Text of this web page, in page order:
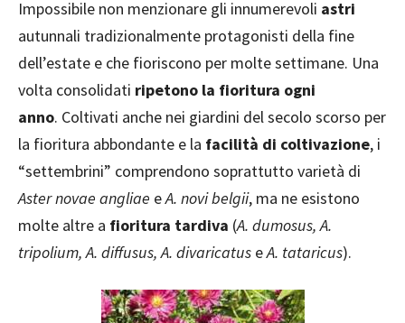
Impossibile non menzionare gli innumerevoli astri
autunnali tradizionalmente protagonisti della fine
dell’estate e che fioriscono per molte settimane. Una
volta consolidati ripetono la fioritura ogni
anno. Coltivati anche nei giardini del secolo scorso per
la fioritura abbondante e la facilità di coltivazione, i
“settembrini” comprendono soprattutto varietà di
Aster novae angliae eA. novi belgii, ma ne esistono
molte altre a fioritura tardiva (A. dumosus, A.
tripolium, A. diffusus, A. divaricatus eA. tataricus).